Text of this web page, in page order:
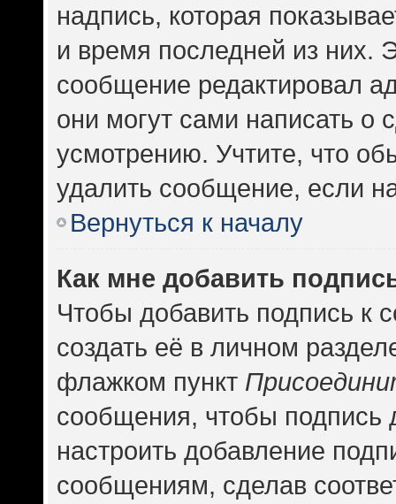
надпись, которая
и время последней из них.
сообщение редактировал
они могут сами написать о
усмотрению. Учтите, что
удалить сообщение, если
Вернуться к началу
Как мне добавить
Чтобы добавить подпись
создать её в личном
флажком пункт
сообщения, чтобы подпись
настроить добавление
сообщениям, сделав